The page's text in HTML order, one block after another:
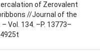
of Zerovalent
//Journal of the
Vol. 134. –P. 13773–